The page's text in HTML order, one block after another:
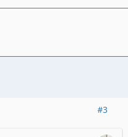
GSX 750 AE Inazuma-Suzuki GSX
#3